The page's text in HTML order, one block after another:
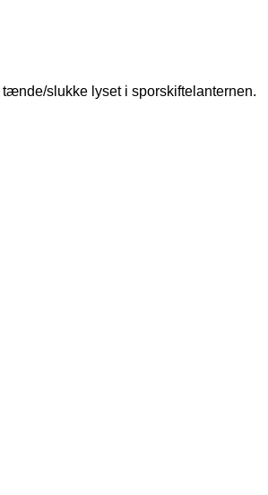
slukke lyset i sporskiftelanternen.